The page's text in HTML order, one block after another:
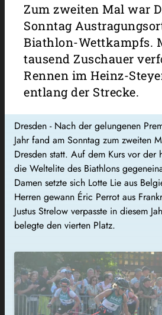
Zum zweiten Mal war
Sonntag
Biathlon-Wettkampfs.
tausend Zuschauer
Rennen im Heinz-
entlang der Strecke.
Dresden - Nach der gelungenen
Jahr fand am Sonntag zum zweiten
Dresden statt. Auf dem Kurs vor der
die Weltelite des Biathlons
Damen setzte sich Lotte Lie aus
Herren gewann Éric Perrot aus
Justus Strelow verpasste in diesem
belegte den vierten Platz.